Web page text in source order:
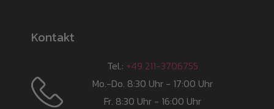
Kontakt
Tel.: +49 211-3706755
Mo.-Do. 8:30 Uhr - 17:00 Uhr
Fr. 8:30 Uhr - 16:00 Uhr